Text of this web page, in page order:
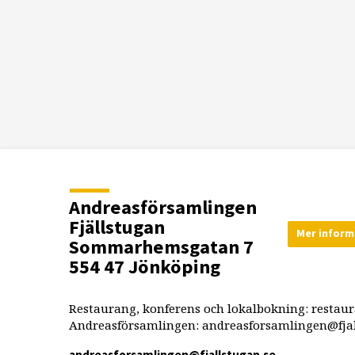
Andreasförsamlingen
Fjällstugan
Sommarhemsgatan 7
554 47 Jönköping
Mer
Restaurang, konferens och lokalbokning:
Andreasförsamlingen: